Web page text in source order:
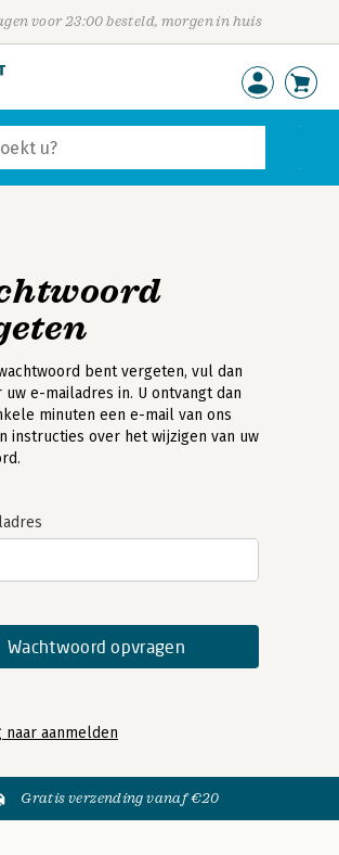
voor 23:00 besteld, morgen in huis
bent vergeten, vul dan
uw e-mailadres in. U ontvangt dan
minuten een e-mail van ons
instructies over het wijzigen van uw
naar aanmelden
Gratis verzending vanaf €20